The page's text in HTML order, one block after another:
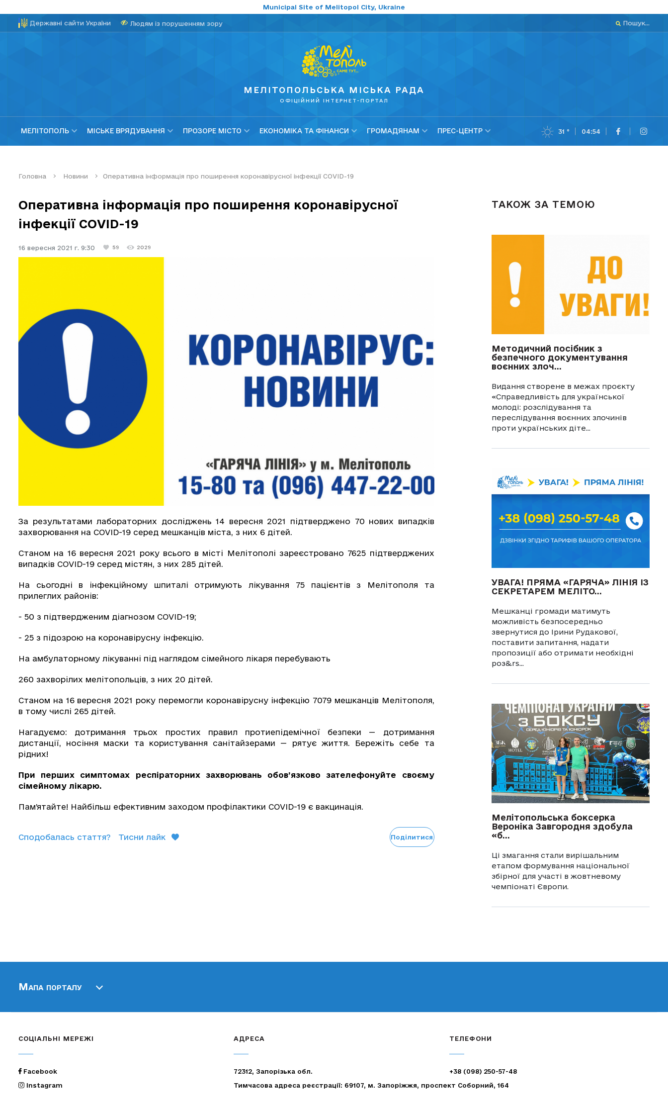
Municipal Site of Melitopol City, Ukraine
Державні сайти України Людям із порушенням зору Пошук...
МЕЛІТОПОЛЬСЬКА МІСЬКА РАДА
ОФІЦІЙНИЙ ІНТЕРНЕТ-ПОРТАЛ
МЕЛІТОПОЛЬ МІСЬКЕ ВРЯДУВАННЯ ПРОЗОРЕ МІСТО ЕКОНОМІКА ТА ФІНАНСИ ГРОМАДЯНАМ ПРЕС-ЦЕНТР 31 ° 04:54
Головна Новини Оперативна інформація про поширення коронавірусної інфекції COVID-19
Оперативна інформація про поширення коронавірусної
інфекції COVID-19
16 вересня 2021 г. 9:30 59 2029
За результатами лабораторних досліджень 14 вересня 2021 підтверджено 70 нових випадків
захворювання на COVID-19 серед мешканців міста, з них 6 дітей.
Станом на 16 вересня 2021 року всього в місті Мелітополі зареєстровано 7625 підтверджених
випадків СOVID-19 серед містян, з них 285 дітей.
На сьогодні в інфекційному шпиталі отримують лікування 75 пацієнтів з Мелітополя та
прилеглих районів:
- 50 з підтвердженим діагнозом COVID-19;
- 25 з підозрою на коронавірусну інфекцію.
На амбулаторному лікуванні під наглядом сімейного лікаря перебувають
260 захворілих мелітопольців, з них 20 дітей.
Станом на 16 вересня 2021 року перемогли коронавірусну інфекцію 7079 мешканців Мелітополя,
в тому числі 265 дітей.
Нагадуємо: дотримання трьох простих правил протиепідемічної безпеки — дотримання
дистанції, носіння маски та користування санітайзерами — рятує життя. Бережіть себе та
рідних!
При перших симптомах респіраторних захворювань обов’язково зателефонуйте своєму
сімейному лікарю.
Пам’ятайте! Найбільш ефективним заходом профілактики СOVID-19 є вакцинація.
Сподобалась стаття? Тисни лайк Поділитися
ТАКОЖ ЗА ТЕМОЮ
Методичний посібник з
безпечного документування
воєнних злоч...
Видання створене в межах проєкту
«Справедливість для української
молоді: розслідування та
переслідування воєнних злочинів
проти українських діте...
УВАГА! ПРЯМА «ГАРЯЧА» ЛІНІЯ ІЗ
СЕКРЕТАРЕМ МЕЛІТО...
Мешканці громади матимуть
можливість безпосередньо
звернутися до Ірини Рудакової,
поставити запитання, надати
пропозиції або отримати необхідні
роз&rs...
Мелітопольська боксерка
Вероніка Завгородня здобула
«б...
Ці змагання стали вирішальним
етапом формування національної
збірної для участі в жовтневому
чемпіонаті Європи.
Мапа порталу
СОЦІАЛЬНІ МЕРЕЖІ
Facebook
Instagram
АДРЕСА
72312, Запорізька обл.
Тимчасова адреса реєстрації: 69107, м. Запоріжжя, проспект Соборний, 164
ТЕЛЕФОНИ
+38 (098) 250-57-48